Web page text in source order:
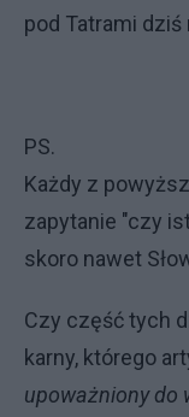
pod Tatrami dziś
PS.
Każdy z
zapytanie "czy
skoro nawet
Czy część tych
karny, którego
upoważniony do